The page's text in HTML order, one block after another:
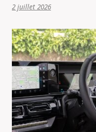
2 juillet 2026